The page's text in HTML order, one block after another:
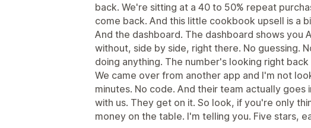
back. We're sitting at a 40 to 50% repeat
come back. And this little cookbook upsell is a
And the dashboard. The dashboard shows you
without, side by side, right there. No guessing.
doing anything. The number's looking right back
We came over from another app and I'm not
minutes. No code. And their team actually goes
with us. They get on it. So look, if you're only
money on the table. I'm telling you. Five stars,